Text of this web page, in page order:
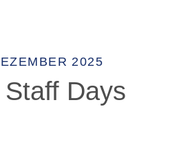
Days
2025